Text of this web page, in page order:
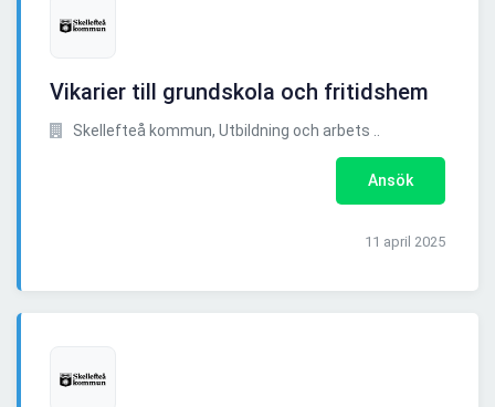
Vikarier till grundskola och fritidshem
Skellefteå kommun, Utbildning och arbets ..
Ansök
11 april 2025